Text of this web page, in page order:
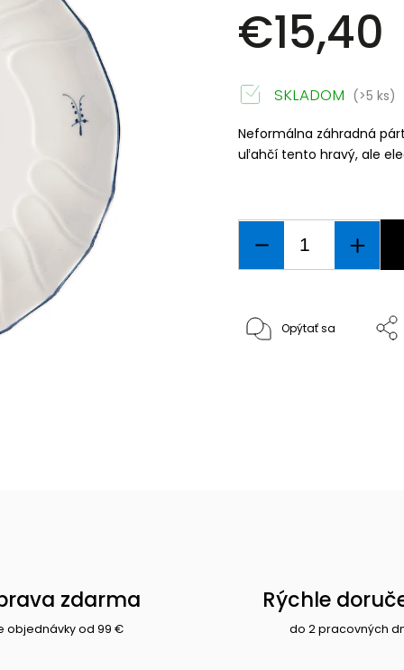
€15,40
Neformálna záhradná
uľahčí tento hravý, ale
SKLADOM (>5 ks)
Opýtať sa
zdarma
objednávky od 99 €
Rýchle
do 2 pracovných